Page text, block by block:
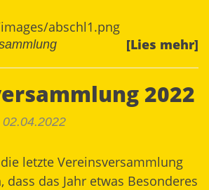
[Lies mehr]
2022
letzte Vereinsversammlung
dass das Jahr etwas Besonderes